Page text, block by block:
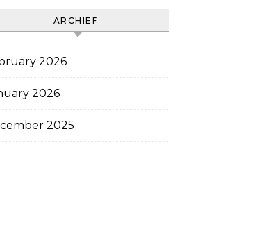
ARCHIEF
2026
2026
2025